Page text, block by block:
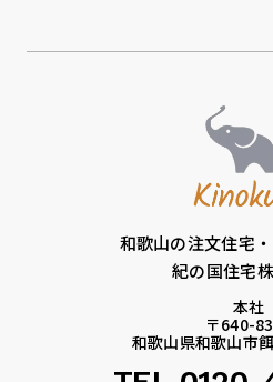
和歌山の注文住宅
紀の国住宅
本社
〒640-
和歌山県和歌山市